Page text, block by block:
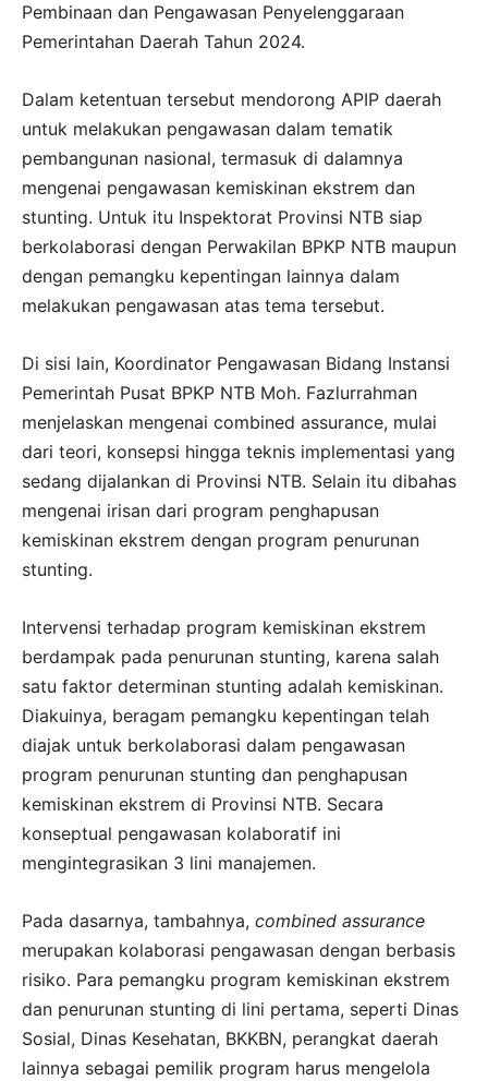
Pembinaan dan Pengawasan Penyelenggaraan
Pemerintahan Daerah Tahun 2024.
Dalam ketentuan tersebut mendorong APIP daerah
untuk melakukan pengawasan dalam tematik
pembangunan nasional, termasuk di dalamnya
mengenai pengawasan kemiskinan ekstrem dan
stunting. Untuk itu Inspektorat Provinsi NTB siap
berkolaborasi dengan Perwakilan BPKP NTB maupun
dengan pemangku kepentingan lainnya dalam
melakukan pengawasan atas tema tersebut.
Di sisi lain, Koordinator Pengawasan Bidang Instansi
Pemerintah Pusat BPKP NTB Moh. Fazlurrahman
menjelaskan mengenai combined assurance, mulai
dari teori, konsepsi hingga teknis implementasi yang
sedang dijalankan di Provinsi NTB. Selain itu dibahas
mengenai irisan dari program penghapusan
kemiskinan ekstrem dengan program penurunan
stunting.
Intervensi terhadap program kemiskinan ekstrem
berdampak pada penurunan stunting, karena salah
satu faktor determinan stunting adalah kemiskinan.
Diakuinya, beragam pemangku kepentingan telah
diajak untuk berkolaborasi dalam pengawasan
program penurunan stunting dan penghapusan
kemiskinan ekstrem di Provinsi NTB. Secara
konseptual pengawasan kolaboratif ini
mengintegrasikan 3 lini manajemen.
Pada dasarnya, tambahnya, combined assurance
merupakan kolaborasi pengawasan dengan berbasis
risiko. Para pemangku program kemiskinan ekstrem
dan penurunan stunting di lini pertama, seperti Dinas
Sosial, Dinas Kesehatan, BKKBN, perangkat daerah
lainnya sebagai pemilik program harus mengelola